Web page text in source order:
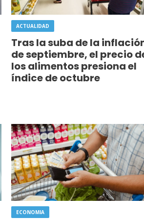
ACTUALIDAD
Tras la suba de la
de septiembre, el precio
los alimentos presiona el
índice de octubre
ECONOMIA